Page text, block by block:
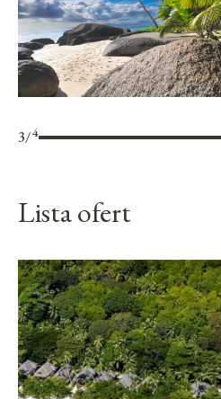
3/4
Lista ofert